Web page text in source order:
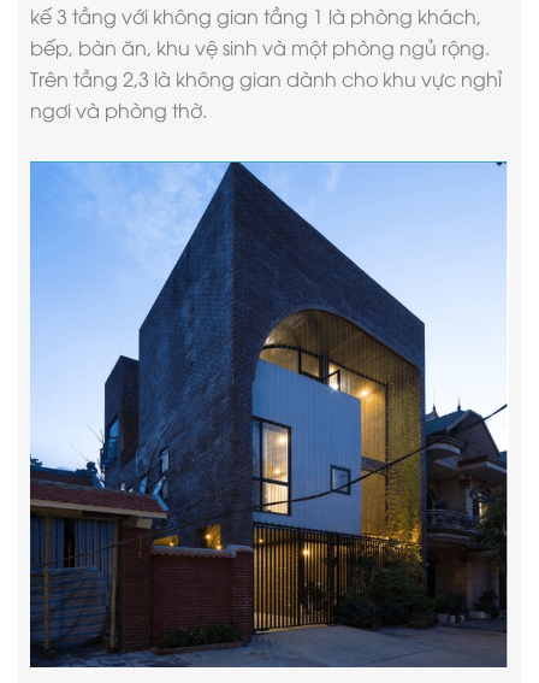
kế 3 tầng với không gian tầng 1 là phòng khách,
bếp, bàn ăn, khu vệ sinh và một phòng ngủ rộng.
Trên tầng 2,3 là không gian dành cho khu vực nghỉ
ngơi và phòng thờ.